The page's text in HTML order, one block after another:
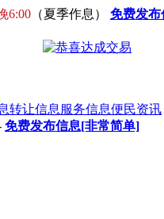
6:00 （夏季作息） 免费发
转让信息 服务信息便民资讯
免费发布信息[非常简单]